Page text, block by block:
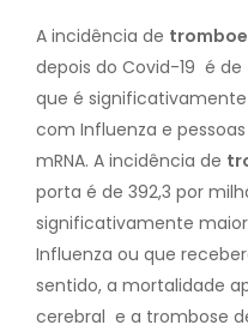
A incidência de
depois do Covid-19 é
que é
com Influenza e
mRNA. A incidência de
porta é de 392,3 por
significativamente
Influenza ou que
sentido, a mortalidade
cerebral e a trombose